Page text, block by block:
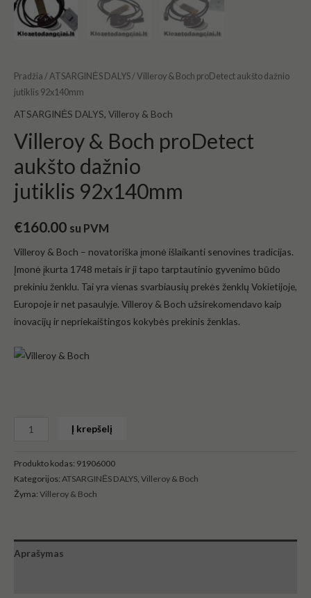
Pradžia /ATSARGINĖS DALYS/ Villeroy & Boch proDetect aukšto dažnio
jutiklis 92x140mm
ATSARGINĖS DALYS, Villeroy & Boch
Villeroy & Boch proDetect
aukšto dažnio
jutiklis 92x140mm
€160.00 su PVM
Villeroy & Boch – novatoriška įmonė išlaikanti senovines tradicijas.
Įmonė įkurta 1748 metais ir ji tapo tarptautinio gyvenimo būdo
prekiniu ženklu. Tai yra vienas svarbiausių prekės ženklų Vokietijoje,
Europoje ir net pasaulyje. Villeroy & Boch užsirekomendavo kaip
inovacijų ir nepriekaištingos kokybės prekinis ženklas.
Į krepšelį
Produkto kodas: 91906000
Kategorijos: ATSARGINĖS DALYS Villeroy & Boch
Žyma: Villeroy & Boch
Aprašymas